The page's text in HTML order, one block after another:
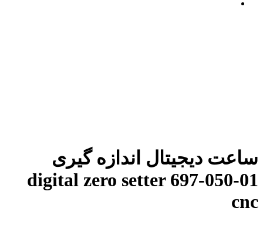
ساعت دیجیتال اندازه گیری
digital zero setter 697-050-01
cnc